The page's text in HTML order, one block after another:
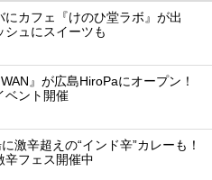
カフェ『けのひ堂ラボ』が出
シュにスイーツも
』が広島HiroPaにオープン！
ベント開催
激辛超えの“インド辛”カレーも！
辛フェス開催中